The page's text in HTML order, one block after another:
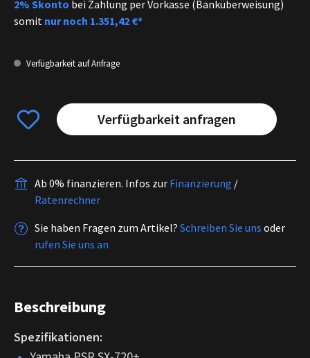
2% Skonto bei Zahlung per Vorkasse (Banküberweisung)
somit nur noch 1.351,42 €*
Verfügbarkeit auf Anfrage
Verfügbarkeit anfragen
Ab 0% finanzieren. Infos zur Finanzierung /
Ratenrechner
Sie haben Fragen zum Artikel? Schreiben Sie uns oder
rufen Sie uns an
Beschreibung
Spezifikationen: